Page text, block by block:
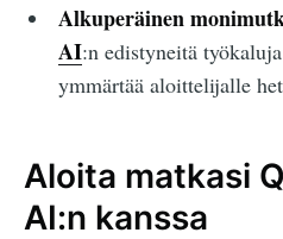
Alkuperäinen
AI:n edistyneitä
ymmärtää aloittelijalle
Aloita matkasi
AI:n kanssa